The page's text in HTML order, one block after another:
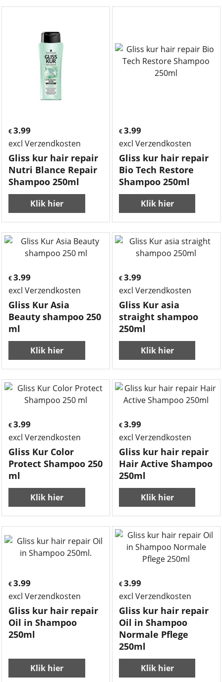
€ 3.99
excl Verzendkosten
Gliss kur hair repair
Nutri Blance Repair
Shampoo 250ml
Klik hier
€3.99
excl Verzendkosten
Gliss kur hair repair
Bio Tech Restore
Shampoo 250ml
Klik hier
€ 3.99
excl Verzendkosten
Gliss Kur Asia
Beauty shampoo 250
ml
Klik hier
€3.99
excl Verzendkosten
Gliss Kur asia
straight shampoo
250ml
Klik hier
€ 3.99
excl Verzendkosten
Gliss Kur Color
Protect Shampoo 250
ml
Klik hier
€3.99
excl Verzendkosten
Gliss kur hair repair
Hair Active Shampoo
250ml
Klik hier
€ 3.99
excl Verzendkosten
Gliss kur hair repair
Oil in Shampoo
250ml
Klik hier
€3.99
excl Verzendkosten
Gliss kur hair repair
Oil in Shampoo
Normale Pflege
250ml
Klik hier